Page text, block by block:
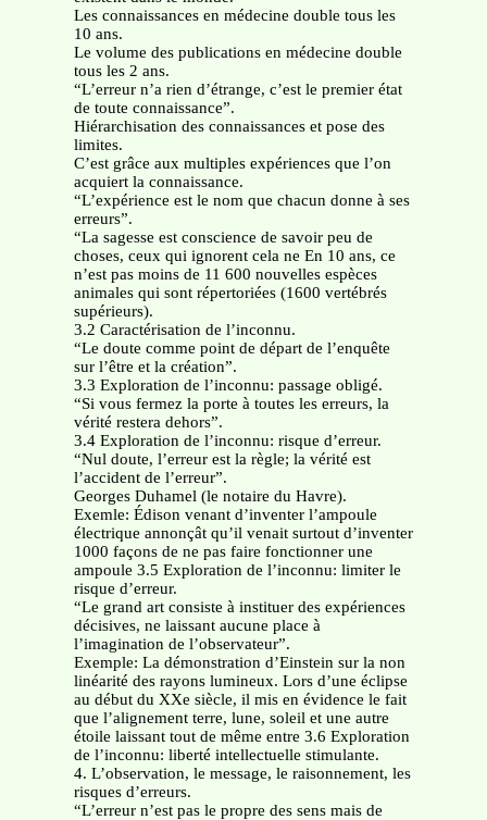
Les connaissances en médecine double tous les
10 ans.
Le volume des publications en médecine double
tous les 2 ans.
“L’erreur n’a rien d’étrange, c’est le premier état
de toute connaissance”.
Hiérarchisation des connaissances et pose des
limites.
C’est grâce aux multiples expériences que l’on
acquiert la connaissance.
“L’expérience est le nom que chacun donne à ses
erreurs”.
“La sagesse est conscience de savoir peu de
choses, ceux qui ignorent cela ne En 10 ans, ce
n’est pas moins de 11 600 nouvelles espèces
animales qui sont répertoriées (1600 vertébrés
supérieurs).
3.2 Caractérisation de l’inconnu.
“Le doute comme point de départ de l’enquête
sur l’être et la création”.
3.3 Exploration de l’inconnu: passage obligé.
“Si vous fermez la porte à toutes les erreurs, la
vérité restera dehors”.
3.4 Exploration de l’inconnu: risque d’erreur.
“Nul doute, l’erreur est la règle; la vérité est
l’accident de l’erreur”.
Georges Duhamel (le notaire du Havre).
Exemle: Édison venant d’inventer l’ampoule
électrique annonçât qu’il venait surtout d’inventer
1000 façons de ne pas faire fonctionner une
ampoule 3.5 Exploration de l’inconnu: limiter le
risque d’erreur.
“Le grand art consiste à instituer des expériences
décisives, ne laissant aucune place à
l’imagination de l’observateur”.
Exemple: La démonstration d’Einstein sur la non
linéarité des rayons lumineux. Lors d’une éclipse
au début du XXe siècle, il mis en évidence le fait
que l’alignement terre, lune, soleil et une autre
étoile laissant tout de même entre 3.6 Exploration
de l’inconnu: liberté intellectuelle stimulante.
4. L’observation, le message, le raisonnement, les
risques d’erreurs.
“L’erreur n’est pas le propre des sens mais de